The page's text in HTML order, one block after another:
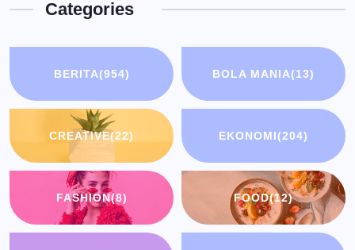
Categories
BERITA(954) BOLA MANIA(13)
CREATIVE(22) EKONOMI(204)
FASHION(8) FOOD(12)